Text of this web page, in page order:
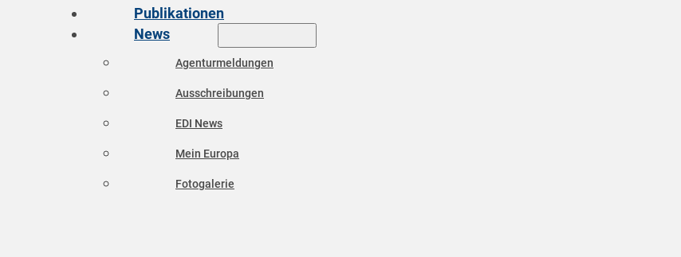
Publikationen
News
Agenturmeldungen
Ausschreibungen
EDI News
Mein Europa
Fotogalerie